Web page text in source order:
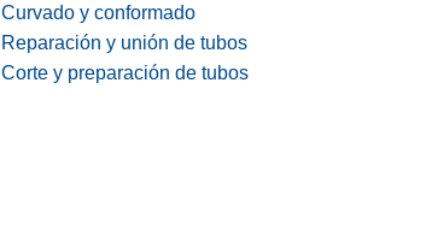
Curvado y conformado
Reparación y unión de tubos
Corte y preparación de tubos